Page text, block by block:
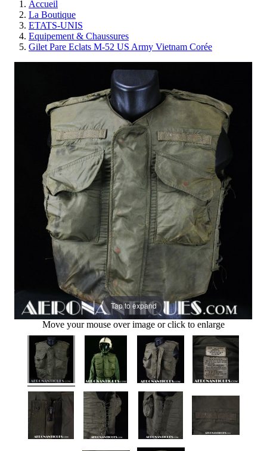
Accueil
La Boutique
ETATS-UNIS
Equipement & Chaussures
Gilet Pare Eclats M-52 US Army Vietnam Corée
Tap to expand
Move your mouse over image or click to enlarge